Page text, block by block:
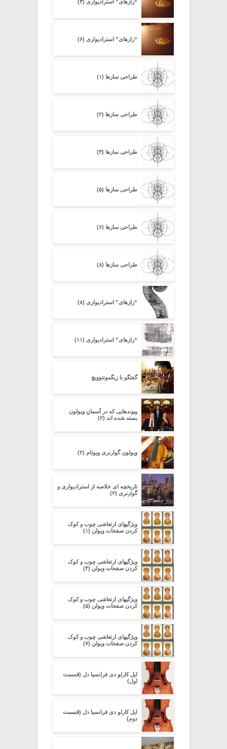
“رازهای” استرادیواری (۳)
“رازهای” استرادیواری (۶)
طراحی سازها (۱)
طراحی سازها (۲)
طراحی سازها (۳)
طراحی سازها (۵)
طراحی سازها (۶)
طراحی سازها (۸)
“رازهای” استرادیواری (۸)
“رازهای” استرادیواری (۱۱)
گفتگو با زیگمونتوویچ
پیوندهایی که در آسمانِ ویولون
بسته شده اند (۲)
ویولون گوارنری ویوتام (۲)
تاریخچه ای خلاصه از استرادیواری و
گوارنری (۲)
ویژگیهای ارتعاشی چوب و کوک
کردن صفحات ویولن (۱)
ویژگیهای ارتعاشی چوب و کوک
کردن صفحات ویولن (۴)
ویژگیهای ارتعاشی چوب و کوک
کردن صفحات ویولن (۵)
ویژگیهای ارتعاشی چوب و کوک
کردن صفحات ویولن (۷)
ایل کارلو دی فرانسیا دل (قسمت
اول)
ایل کارلو دی فرانسیا دل (قسمت
دوم)